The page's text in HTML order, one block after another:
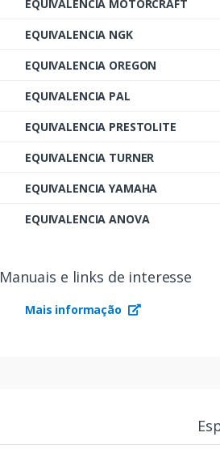
EQUIVALENCIA MOTORCRAFT
EQUIVALENCIA NGK
EQUIVALENCIA OREGON
EQUIVALENCIA PAL
EQUIVALENCIA PRESTOLITE
EQUIVALENCIA TURNER
EQUIVALENCIA YAMAHA
EQUIVALENCIA ANOVA
Manuais e links de interesse
Mais informação